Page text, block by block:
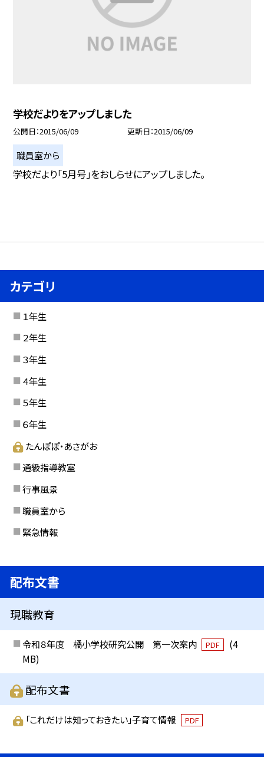
学校だよりをアップしました
公開日 2015/06/09 更新日 2015/06/09
職員室から
学校だより「5月号」をおしらせにアップしました。
カテゴリ
１年生
２年生
３年生
４年生
５年生
６年生
たんぽぽ・あさがお
通級指導教室
行事風景
職員室から
緊急情報
配布文書
現職教育
令和８年度 橘小学校研究公開 第一次案内 PDF
(4
MB)
配布文書
「これだけは知っておきたい」子育て情報 PDF